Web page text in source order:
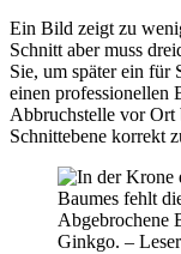
Ein Bild zeigt zu
Schnitt aber muss
Sie, um später ein für
einen professionellen
Abbruchstelle vor Ort
Schnittebene korrekt
Abgebrochene
Ginkgo. –